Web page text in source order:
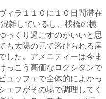
ィラ１１０に１０日間滞在
雑しているし、桟橋の横
っくり過ごすのがいいと思
も太陽の元で浴びられる屋
した。アメニティーは今ま
っこう高価なロクシタンで
ュッフェで全体的によかっ
ェフがその場で調理してく